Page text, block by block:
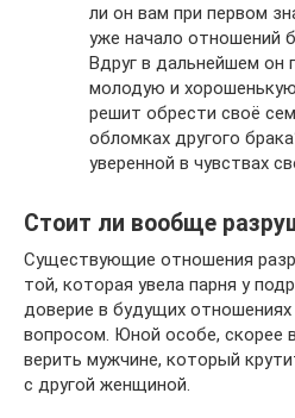
ли он вам при первом
уже начало отношений
Вдруг в дальнейшем он
молодую и
решит обрести своё
обломках другого
уверенной в чувствах
Стоит ли вообще
Существующие отношения
той, которая увела парня у
доверие в будущих
вопросом. Юной особе, скорее
верить мужчине, который
с другой женщиной.